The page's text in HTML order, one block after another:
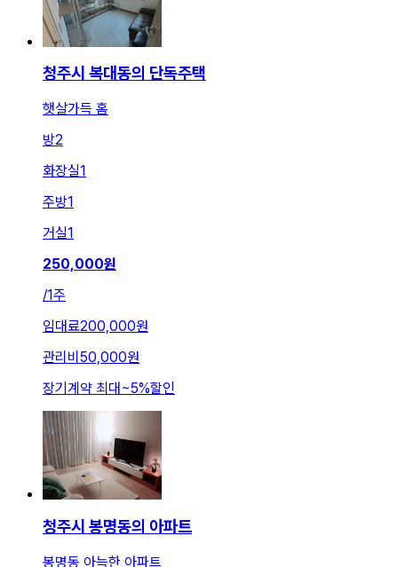
청주시 복대동의 단독주택
햇살가득 홈
방2
화장실1
주방1
거실1
250,000원
/1주
임대료200,000원
관리비 50,000원
장기계약 최대~5%할인
청주시 봉명동의 아파트
봉명동 아늑한 아파트